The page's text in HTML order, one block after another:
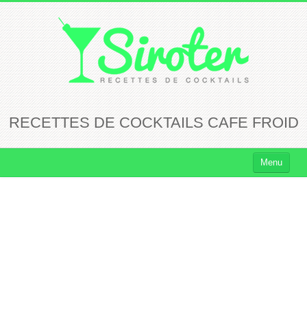
RECETTES DE COCKTAILS CAFE FROID
Menu